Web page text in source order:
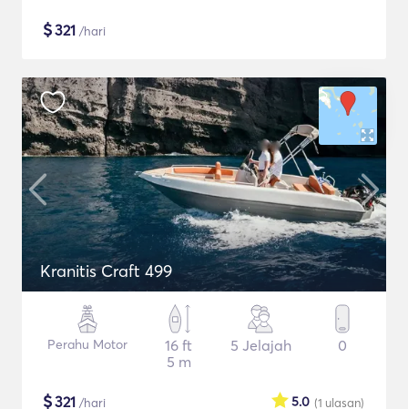
$321 /hari
Kranitis Craft 499
Perahu Motor
16 ft
5 m
5 Jelajah 0
$321 /hari (1 ulasan)
5.0